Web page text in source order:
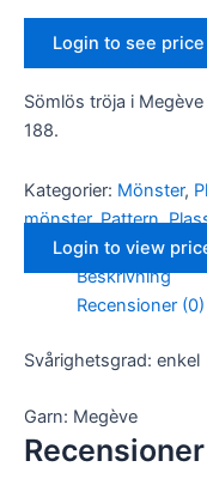
Login to see price
Sömlös tröja i
188.
Kategorier: Mönster,
mönster,Pattern,
Login to view
Beskrivning
Recensioner (0)
Svårighetsgrad: enkel
Garn: Megève
Recensioner
Nödvändiga
går inte att
välja bort. De
att hemsidan
över huvud
taget ska